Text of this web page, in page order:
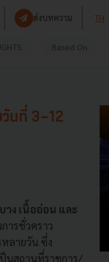
ส่งบทความ TH
Based On
วันที่ 3-12
าง เนื้ออ่อน และ
ารชั่วคราว
ลายวัน ซึ่ง
นสถานที่ราชการ/